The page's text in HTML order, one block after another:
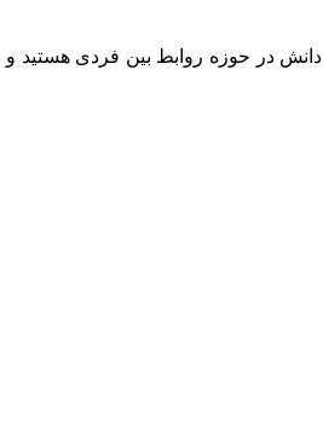
حوزه روابط بین فردی هستید و